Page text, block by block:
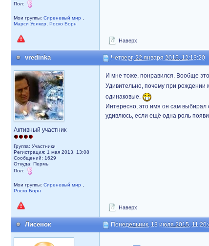
Пол:
Мои группы: Сиреневый мир
Марси Уолкер
Роско Борн
Наверх
vredinka Четверг, 22 января 2015, 12:13:20
Активный участник
Группа: Участники
Регистрация: 1 мая 2013, 13:08
Сообщений: 1629
Откуда: Пермь
Пол:
Мои группы: Сиреневый мир
Роско Борн
И мне тоже, понравился. Вообще
Удивительно, почему при рождении
одинаковые.
Интересно, это имя он сам выбирал
удивлюсь, если ещё одна роль
Наверх
Лисенок Понедельник, 13 июля 2015,